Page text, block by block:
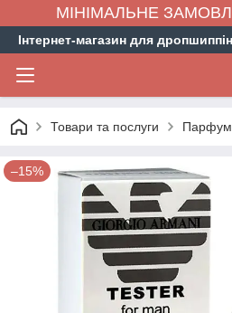
МІНІМАЛЬНЕ
Інтернет-магазин для
Товари та послуги
–15%